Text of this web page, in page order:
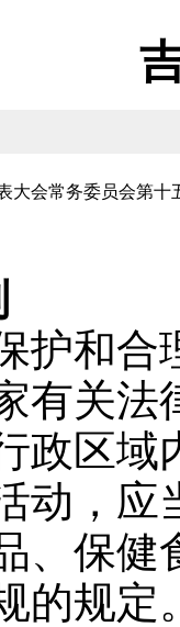
大会常务委员会第
和合
有关法
区域
动，应
保健
的规定